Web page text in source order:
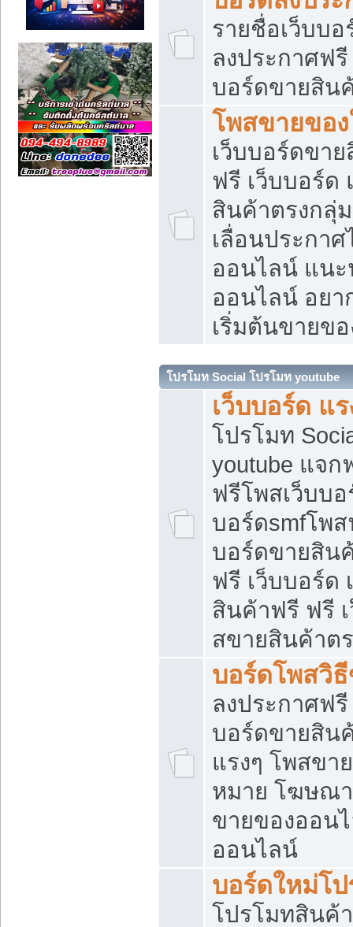
รายชื่อเว็บบ
ลงประกาศฟรี
บอร์ดขายสิน
โพสขายขอ
เว็บบอร์ดขา
ฟรี เว็บบอร์ด
สินค้าตรงกลุ่
เลื่อนประกา
ออนไลน์ แนะ
ออนไลน์ อย
เริ่มต้นขายข
โปรโมท Social โปรโมท youtube
เว็บบอร์ด แร
โปรโมท
youtube แจก
ฟรีโพสเว็บบอ
บอร์ดsmfโพ
บอร์ดขายสิน
ฟรี เว็บบอร์ด
สินค้าฟรี ฟรี
สขายสินค้าต
บอร์ดโพสวิ
ลงประกาศฟรี
บอร์ดขายสิน
แรงๆ โพสขา
หมาย โฆษณ
ขายของออน
ออนไลน์
บอร์ดใหม่โ
โปรโมทสินค้